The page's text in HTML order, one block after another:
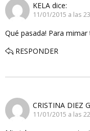
KELA dice:
11/01/2015 a las
Qué pasada! Para
RESPONDER
CRISTINA DIEZ
11/01/2015 a las